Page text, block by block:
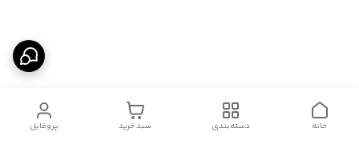
پروفایل سبد خرید دسته‌بندی خانه